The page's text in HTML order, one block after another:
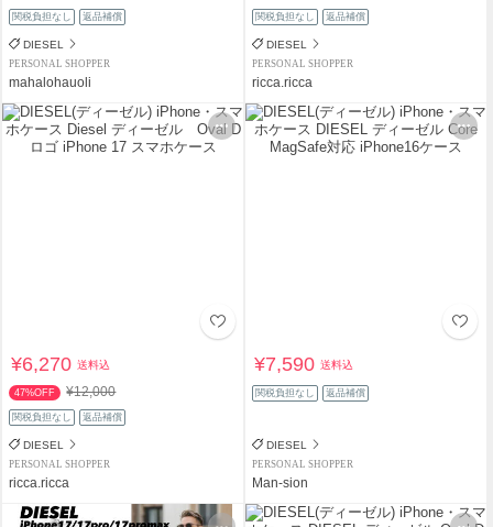
関税負担なし 返品補償
DIESEL
PERSONAL SHOPPER
mahalohauoli
関税負担なし 返品補償
DIESEL
PERSONAL SHOPPER
ricca.ricca
¥6,270送料込
47%OFF ¥12,000
関税負担なし 返品補償
DIESEL
PERSONAL SHOPPER
ricca.ricca
¥7,590送料込
関税負担なし 返品補償
DIESEL
PERSONAL SHOPPER
Man-sion